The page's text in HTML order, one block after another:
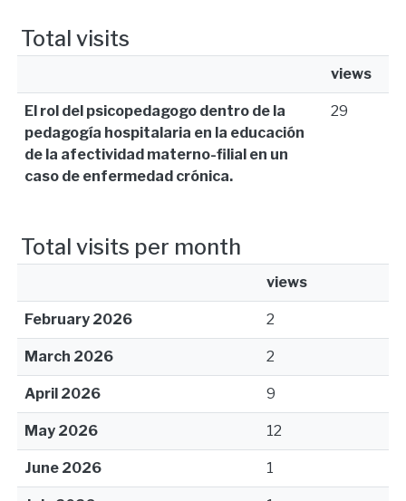
Total visits
views
El rol del psicopedagogo dentro de la
pedagogía hospitalaria en la educación
de la afectividad materno-filial en un
caso de enfermedad crónica.
29
Total visits per month
views
February 2026 2
March 2026 2
April 2026 9
May 2026 12
June 2026 1